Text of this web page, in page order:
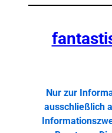
Nur zur
ausschließlich